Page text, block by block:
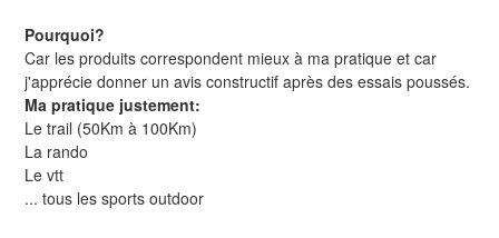
Pourquoi?
Car les produits correspondent mieux à ma pratique et car
j'apprécie donner un avis constructif après des essais poussés.
Ma pratique justement:
Le trail (50Km à 100Km)
La rando
Le vtt
... tous les sports outdoor